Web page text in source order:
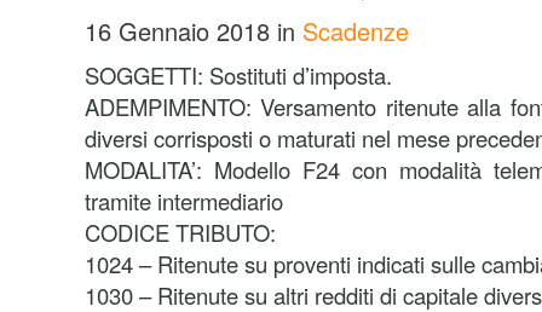
16 Gennaio 2018 in Scadenze
SOGGETTI: Sostituti d’imposta.
ADEMPIMENTO: Versamento ritenute alla
diversi corrisposti o maturati nel mese
MODALITA’: Modello F24 con modalità
tramite intermediario
CODICE TRIBUTO:
1024 – Ritenute su proventi indicati sulle
1030 – Ritenute su altri redditi di capitale